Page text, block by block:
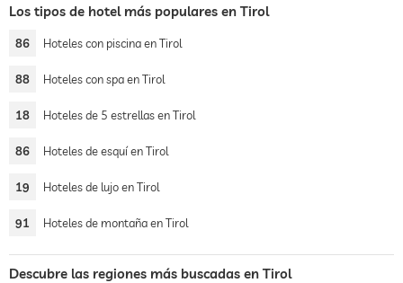
Los tipos de hotel más populares en Tirol
86 Hoteles con piscina en Tirol
88 Hoteles con spa en Tirol
18 Hoteles de 5 estrellas en Tirol
86 Hoteles de esquí en Tirol
19 Hoteles de lujo en Tirol
91 Hoteles de montaña en Tirol
Descubre las regiones más buscadas en Tirol